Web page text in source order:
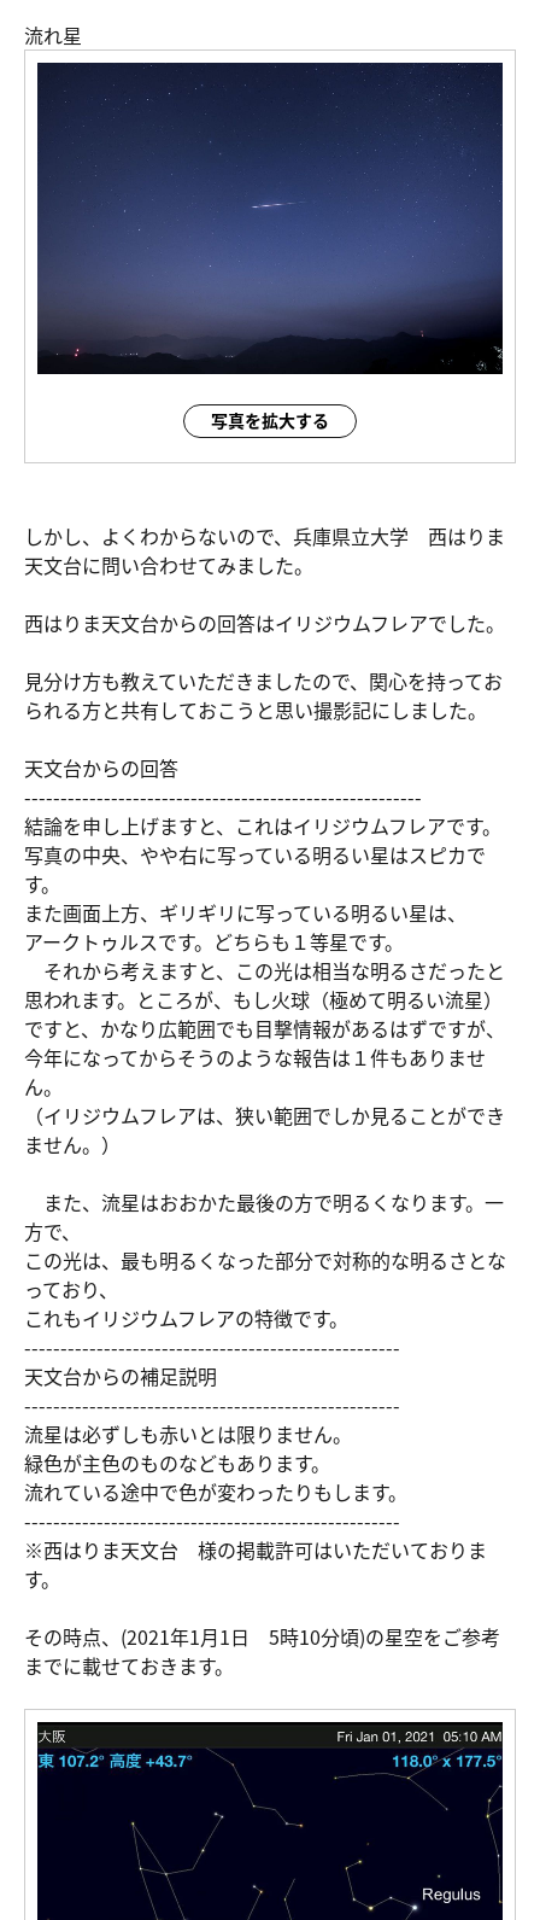
流れ星
写真を拡大する
しかし、よくわからないので、兵庫県立大学 西はりま
天文台に問い合わせてみました。
西はりま天文台からの回答はイリジウムフレアでした。
見分け方も教えていただきましたので、関心を持ってお
られる方と共有しておこうと思い撮影記にしました。
天文台からの回答
-------------------------------------------------------
結論を申し上げますと、これはイリジウムフレアです。
写真の中央、やや右に写っている明るい星はスピカで
す。
また画面上方、ギリギリに写っている明るい星は、
アークトゥルスです。どちらも１等星です。
それから考えますと、この光は相当な明るさだったと
思われます。ところが、もし火球（極めて明るい流星）
ですと、かなり広範囲でも目撃情報があるはずですが、
今年になってからそうのような報告は１件もありませ
ん。
（イリジウムフレアは、狭い範囲でしか見ることができ
ません。）
また、流星はおおかた最後の方で明るくなります。一
方で、
この光は、最も明るくなった部分で対称的な明るさとな
っており、
これもイリジウムフレアの特徴です。
----------------------------------------------------
天文台からの補足説明
----------------------------------------------------
流星は必ずしも赤いとは限りません。
緑色が主色のものなどもあります。
流れている途中で色が変わったりもします。
----------------------------------------------------
※西はりま天文台 様の掲載許可はいただいておりま
す。
その時点、(2021年1月1日 5時10分頃)の星空をご参考
までに載せておきます。